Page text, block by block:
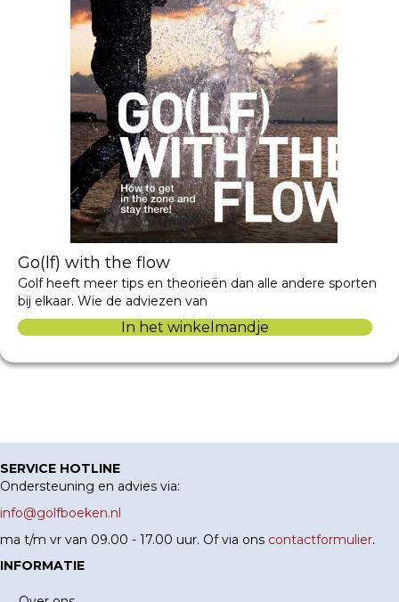
Go(lf) with the flow
Golf heeft meer tips en theorieën dan alle andere sporten
bij elkaar. Wie de adviezen van
In het winkelmandje
SERVICE HOTLINE
Ondersteuning en advies via:
info@golfboeken.nl
ma t/m vr van 09.00 - 17.00 uur. Of via ons contactformulier.
INFORMATIE